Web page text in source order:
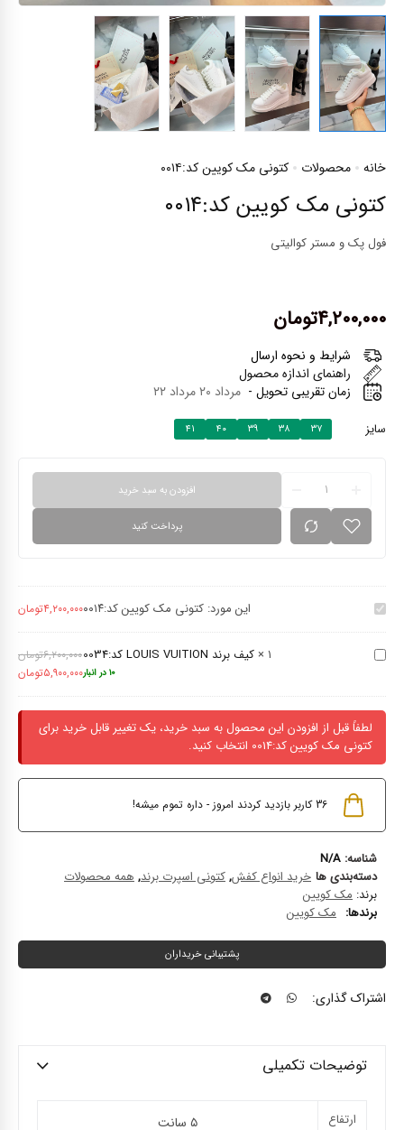
خانه محصولات کتونی مک کویین کد:۰۰۱۴
کتونی مک کویین کد:۰۰۱۴
فول پک و مستر کوالیتی
۴,۲۰۰,۰۰۰تومان
شرایط و نحوه ارسال
راهنمای اندازه محصول
زمان تقریبی تحویل - مرداد ۲۰ مرداد ۲۲
سایز ۳۷ ۳۸ ۳۹ ۴۰ ۴۱
افزودن به سبد خرید
پرداخت کنید
مک
کویین
کد:۰۰۱۴
این مورد: کتونی مک کویین کد:۰۰۱۴ ۴,۲۰۰,۰۰۰تومان
کیف برند
LOUIS
VUITION
۱ ×کیف برند LOUIS VUITION کد:0034
۱۰ در انبار
۶,۲۰۰,۰۰۰تومان
۵,۹۰۰,۰۰۰تومان
لطفاً قبل از افزودن این محصول به سبد خرید، یک تغییر قابل خرید برای
کتونی مک کویین کد:0014
انتخاب کنید.
36کاربر بازدید کردند امروز - داره تموم میشه!
شناسه: N/A
دسته‌بندی ها خرید انواع کفش,کتونی اسپرت برند,همه محصولات
برند: مک کویین
برند‌ها: مک کویین
پشتیبانی خریداران
اشتراک گذاری:
توضیحات تکمیلی
ارتفاع
۵ سانت